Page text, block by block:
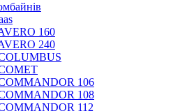
160
240
106
108
112